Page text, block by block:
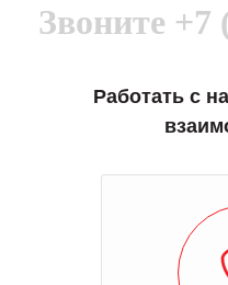
Звоните +7
Работать с